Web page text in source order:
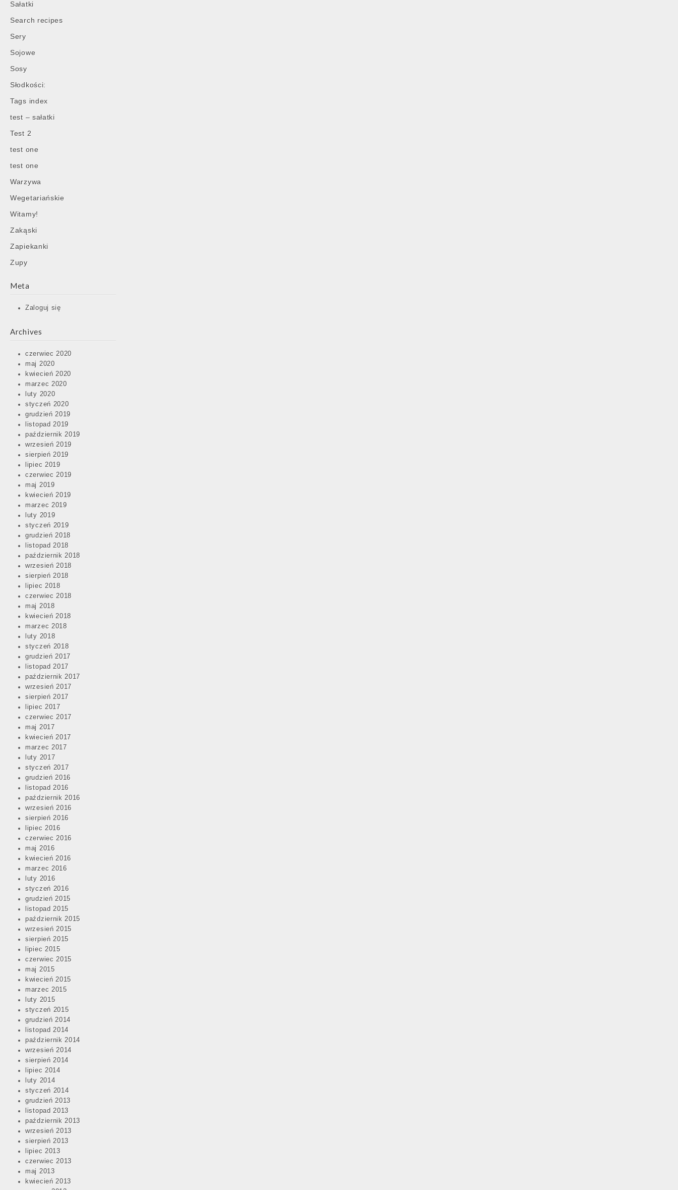
Sałatki
Search recipes
Sery
Sojowe
Sosy
Słodkości:
Tags index
test – sałatki
Test 2
test one
test one
Warzywa
Wegetariańskie
Witamy!
Zakąski
Zapiekanki
Zupy
Meta
Zaloguj się
Archives
czerwiec 2020
maj 2020
kwiecień 2020
marzec 2020
luty 2020
styczeń 2020
grudzień 2019
listopad 2019
październik 2019
wrzesień 2019
sierpień 2019
lipiec 2019
czerwiec 2019
maj 2019
kwiecień 2019
marzec 2019
luty 2019
styczeń 2019
grudzień 2018
listopad 2018
październik 2018
wrzesień 2018
sierpień 2018
lipiec 2018
czerwiec 2018
maj 2018
kwiecień 2018
marzec 2018
luty 2018
styczeń 2018
grudzień 2017
listopad 2017
październik 2017
wrzesień 2017
sierpień 2017
lipiec 2017
czerwiec 2017
maj 2017
kwiecień 2017
marzec 2017
luty 2017
styczeń 2017
grudzień 2016
listopad 2016
październik 2016
wrzesień 2016
sierpień 2016
lipiec 2016
czerwiec 2016
maj 2016
kwiecień 2016
marzec 2016
luty 2016
styczeń 2016
grudzień 2015
listopad 2015
październik 2015
wrzesień 2015
sierpień 2015
lipiec 2015
czerwiec 2015
maj 2015
kwiecień 2015
marzec 2015
luty 2015
styczeń 2015
grudzień 2014
listopad 2014
październik 2014
wrzesień 2014
sierpień 2014
lipiec 2014
luty 2014
styczeń 2014
grudzień 2013
listopad 2013
październik 2013
wrzesień 2013
sierpień 2013
lipiec 2013
czerwiec 2013
maj 2013
kwiecień 2013